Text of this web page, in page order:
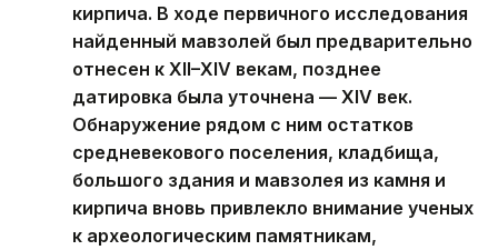
кирпича. В ходе первичного исследования
найденный мавзолей был предварительно
отнесен к XII–XIV векам, позднее
датировка была уточнена — XIV век.
Обнаружение рядом с ним остатков
средневекового поселения, кладбища,
большого здания и мавзолея из камня и
кирпича вновь привлекло внимание ученых
к археологическим памятникам,